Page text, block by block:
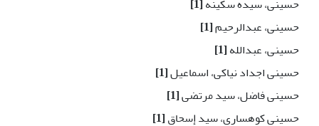
حسینی، سیده سکینه[1]
حسینی، عبدالرحیم[1]
حسینی، عبدالله[1]
حسینی اجداد نیاکی، اسماعیل[1]
حسینی فاضل، سید مرتضى[1]
حسینی کوهساری، سید إسحاق[1]